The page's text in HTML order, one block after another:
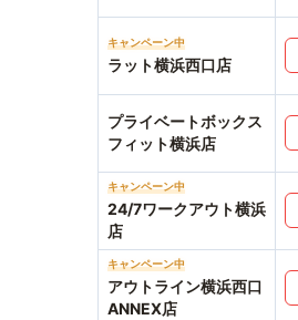
キャンペーン中
ラット横浜西口店
プライベートボックス
フィット横浜店
キャンペーン中
24/7ワークアウト横浜
店
キャンペーン中
アウトライン横浜西口
ANNEX店